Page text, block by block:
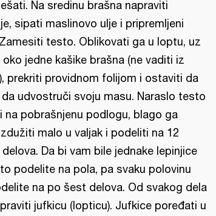
Na sredinu brašna napraviti
sipati maslinovo ulje i pripremljeni
testo. Oblikovati ga u loptu, uz
jedne kašike brašna (ne vaditi iz
prekriti providnom folijom i ostaviti da
da udvostruči svoju masu. Naraslo testo
na pobrašnjenu podlogu, blago ga
malo u valjak i podeliti na 12
delova. Da bi vam bile jednake lepinjice
podelite na pola, pa svaku polovinu
na po šest delova. Od svakog dela
jufkicu (lopticu). Jufkice poređati u